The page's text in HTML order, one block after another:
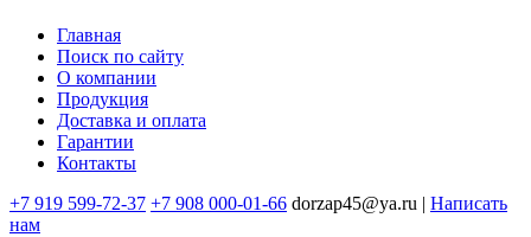
Меню
подвале
Главная
Поиск по сайту
О компании
Продукция
Доставка и оплата
Гарантии
Контакты
+7 919 599-72-37 +7 908 000-01-66 dorzap45@ya.ru | Написать
нам